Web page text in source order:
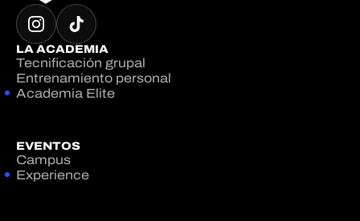
LA ACADEMIA
Tecnificación grupal
Entrenamiento personal
Academia Elite
EVENTOS
Campus
Experience